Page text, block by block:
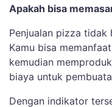
Apakah bisa
Penjualan pizza tidak
Kamu bisa
kemudian
biaya untuk
Dengan indikator